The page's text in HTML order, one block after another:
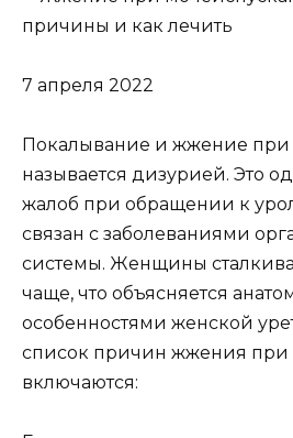
7 апреля 2022
Покалывание и жжение при
называется дизурией. Это
жалоб при обращении к
связан с заболеваниями
системы. Женщины
чаще, что объясняется
особенностями женской
список причин жжения при
включаются: